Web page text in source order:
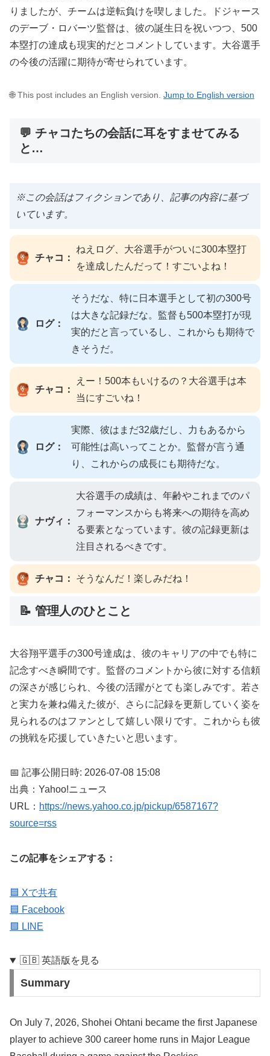
りましたが、チームは逆転負けを喫しました。ドジャース
のデーブ・ロバーツ監督は、彼の誕生日を祝いつつ、500
本塁打の達成も現実的だとコメントしています。大谷選手
の今後の活躍に期待が寄せられています。
🌐 This post includes an English version. Jump to English version
💬 チャコたちの会話に耳をすませてみる
と…
※この会話はフィクションであり、記事の内容に基づ
いています。
チャコ：
ねえログ、大谷選手がついに300本塁打
を達成したんだって！すごいよね！
ログ：
そうだな、特に日本選手として初の300号
は大きな記録だな。監督も500本塁打が現
実的だと言っているし、これからも期待で
きそうだ。
チャコ：
えー！500本もいけるの？大谷選手は本
当にすごいね！
ログ：
実際、彼はまだ32歳だし、力もあるから
可能性は高いってことか。監督が言う通
り、これからの成長にも期待だな。
ナヴィ：
大谷選手の成績は、年齢やこれまでのパ
フォーマンスからも将来への期待を高め
る要素となっています。彼の記録更新は
注目されるべきです。
チャコ： そうなんだ！楽しみだね！
📝 管理人のひとこと
大谷翔平選手の300号達成は、彼のキャリアの中でも特に
記念すべき瞬間です。監督のコメントから彼に対する信頼
の深さが感じられ、今後の活躍がとても楽しみです。若さ
と実力を兼ね備えた彼が、さらに記録を更新していく姿を
見られるのはファンとして嬉しい限りです。これからも彼
の挑戦を応援していきたいと思います。
📅 記事公開日時: 2026-07-08 15:08
出典：Yahoo!ニュース
URL： https://news.yahoo.co.jp/pickup/6587167?
source=rss
この記事をシェアする：
🟦 Xで共有
🟦 Facebook
🟩 LINE
🇬🇧 英語版を見る
Summary
On July 7, 2026, Shohei Ohtani became the first Japanese
player to achieve 300 career home runs in Major League